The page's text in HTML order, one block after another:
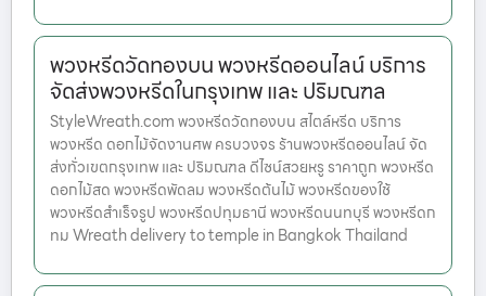
พวงหรีดวัดทองบน พวงหรีดออนไลน์ บริการ
จัดส่งพวงหรีดในกรุงเทพ และ ปริมณฑล
StyleWreath.com พวงหรีดวัดทองบน สไตล์หรีด บริการ
พวงหรีด ดอกไม้จัดงานศพ ครบวงจร ร้านพวงหรีดออนไลน์ จัด
ส่งทั่วเขตกรุงเทพ และ ปริมณฑล ดีไซน์สวยหรู ราคาถูก พวงหรีด
ดอกไม้สด พวงหรีดพัดลม พวงหรีดต้นไม้ พวงหรีดของใช้
พวงหรีดสำเร็จรูป พวงหรีดปทุมธานี พวงหรีดนนทบุรี พวงหรีดก
ทม Wreath delivery to temple in Bangkok Thailand